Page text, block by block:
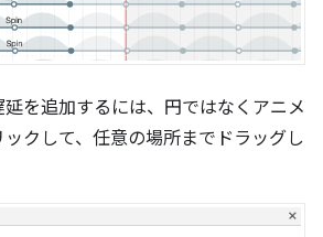
を追加するには、円ではなくアニメ
クして、任意の場所までドラッグし